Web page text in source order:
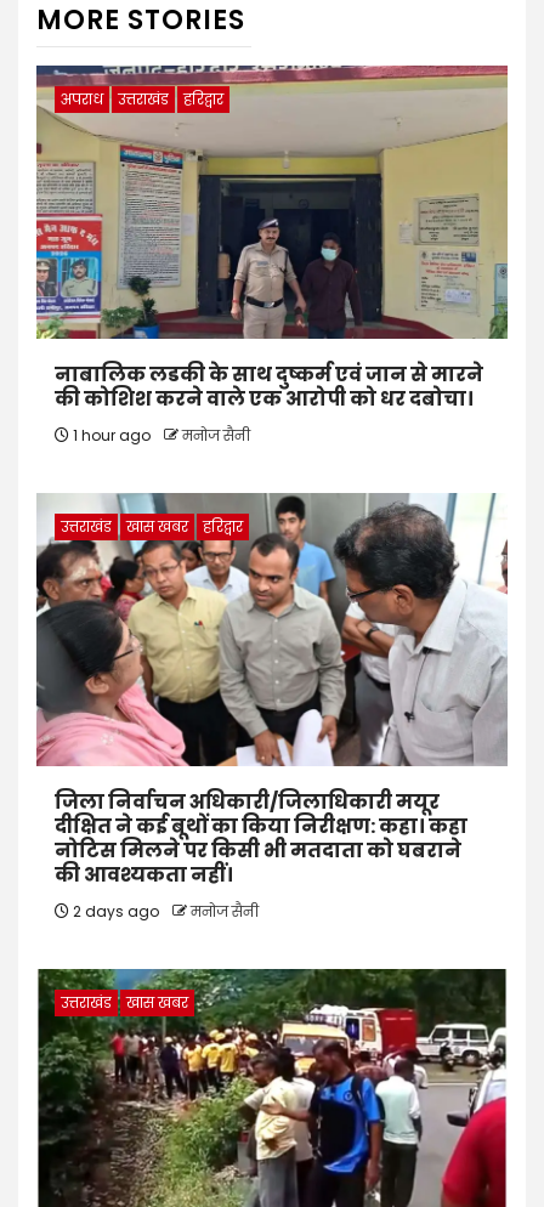
MORE STORIES
अपराध उत्तराखंड हरिद्वार
नाबालिक लडकी के साथ दुष्कर्म एवं जान से मारने
की कोशिश करने वाले एक आरोपी को धर दबोचा।
1 hour ago मनोज सैनी
उत्तराखंड खास खबर हरिद्वार
जिला निर्वाचन अधिकारी/जिलाधिकारी मयूर
दीक्षित ने कई बूथों का किया निरीक्षण: कहा। कहा
नोटिस मिलने पर किसी भी मतदाता को घबराने
की आवश्यकता नहीं।
2 days ago मनोज सैनी
उत्तराखंड खास खबर